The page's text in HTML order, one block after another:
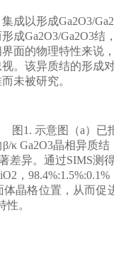
成以形成Ga2O3/Ga
成Ga2O3/Ga2O3结
面的物理特性来说
。该异质结的形成
未被研究。
图1. 示意图（a）已
κ Ga2O3晶相异质结
差异。通过SIMS测
2 ，
晶格位置，从而促
性。